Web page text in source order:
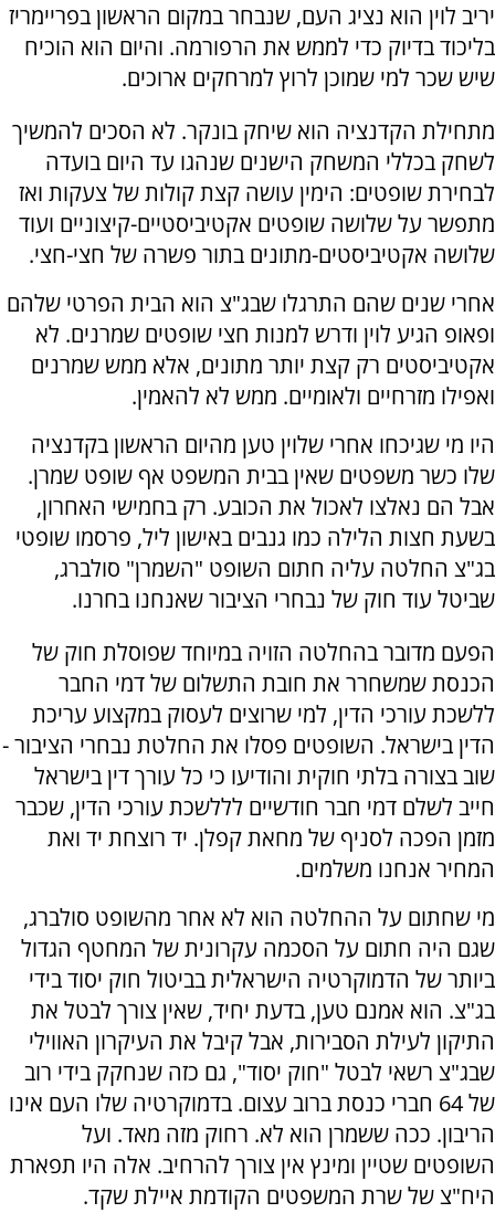
יריב לוין הוא נציג העם, שנבחר במקום הראשון בפריימריז
בליכוד בדיוק כדי לממש את הרפורמה. והיום הוא הוכיח
שיש שכר למי שמוכן לרוץ למרחקים ארוכים.
מתחילת הקדנציה הוא שיחק בונקר. לא הסכים להמשיך
לשחק בכללי המשחק הישנים שנהגו עד היום בועדה
לבחירת שופטים: הימין עושה קצת קולות של צעקות ואז
מתפשר על שלושה שופטים אקטיביסטיים-קיצוניים ועוד
שלושה אקטיביסטים-מתונים בתור פשרה של חצי-חצי.
אחרי שנים שהם התרגלו שבג"צ הוא הבית הפרטי שלהם
ופאופ הגיע לוין ודרש למנות חצי שופטים שמרנים. לא
אקטיביסטים רק קצת יותר מתונים, אלא ממש שמרנים
ואפילו מזרחיים ולאומיים. ממש לא להאמין.
היו מי שגיכחו אחרי שלוין טען מהיום הראשון בקדנציה
שלו כשר משפטים שאין בבית המשפט אף שופט שמרן.
אבל הם נאלצו לאכול את הכובע. רק בחמישי האחרון,
בשעת חצות הלילה כמו גנבים באישון ליל, פרסמו שופטי
בג"צ החלטה עליה חתום השופט "השמרן" סולברג,
שביטל עוד חוק של נבחרי הציבור שאנחנו בחרנו.
הפעם מדובר בהחלטה הזויה במיוחד שפוסלת חוק של
הכנסת שמשחרר את חובת התשלום של דמי החבר
ללשכת עורכי הדין, למי שרוצים לעסוק במקצוע עריכת
הדין בישראל. השופטים פסלו את החלטת נבחרי הציבור -
שוב בצורה בלתי חוקית והודיעו כי כל עורך דין בישראל
חייב לשלם דמי חבר חודשיים לללשכת עורכי הדין, שכבר
מזמן הפכה לסניף של מחאת קפלן. יד רוצחת יד ואת
המחיר אנחנו משלמים.
מי שחתום על ההחלטה הוא לא אחר מהשופט סולברג,
שגם היה חתום על הסכמה עקרונית של המחטף הגדול
ביותר של הדמוקרטיה הישראלית בביטול חוק יסוד בידי
בג"צ. הוא אמנם טען, בדעת יחיד, שאין צורך לבטל את
התיקון לעילת הסבירות, אבל קיבל את העיקרון האווילי
שבג"צ רשאי לבטל "חוק יסוד", גם כזה שנחקק בידי רוב
של 64 חברי כנסת ברוב עצום. בדמוקרטיה שלו העם אינו
הריבון. ככה ששמרן הוא לא. רחוק מזה מאד. ועל
השופטים שטיין ומינץ אין צורך להרחיב. אלה היו תפארת
היח"צ של שרת המשפטים הקודמת איילת שקד.